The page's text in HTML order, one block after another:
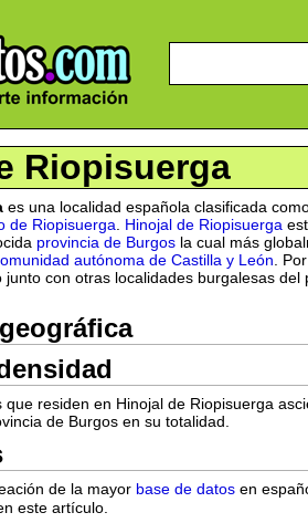
Riopisuerga
es una localidad española clasificada
de Riopisuerga Hinojal de Riopisuerga
provincia de Burgos la cual más
autónoma de Castilla y León .
junto con otras localidades burgalesas del
que residen en Hinojal de Riopisuerga
de Burgos en su totalidad.
de la mayor base de datos en
este artículo.